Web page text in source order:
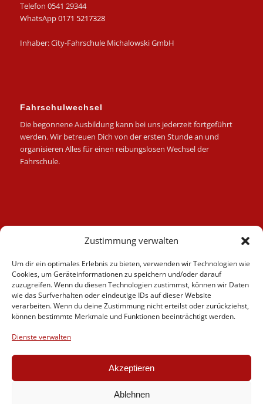
Zustimmung verwalten
Um dir ein optimales Erlebnis zu bieten, verwenden wir Technologien wie
Cookies, um Geräteinformationen zu speichern und/oder darauf
zuzugreifen. Wenn du diesen Technologien zustimmst, können wir Daten
wie das Surfverhalten oder eindeutige IDs auf dieser Website
verarbeiten. Wenn du deine Zustimmung nicht erteilst oder zurückziehst,
können bestimmte Merkmale und Funktionen beeinträchtigt werden.
Dienste verwalten
Akzeptieren
Ablehnen
Telefon 0541 29344
WhatsApp0171 5217328
Inhaber: City-Fahrschule Michalowski GmbH
Fahrschulwechsel
Die begonnene Ausbildung kann bei uns jederzeit fortgeführt
werden. Wir betreuen Dich von der ersten Stunde an und
organisieren Alles für einen reibungslosen Wechsel der
Fahrschule.
Fahrlehrer
Fahrschule
Motorrad
News
Videos